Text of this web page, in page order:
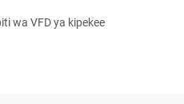
wa VFD ya kipekee